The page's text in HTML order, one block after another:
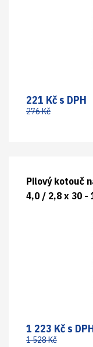
221 Kč s DPH
276 Kč
Pilový kotouč
4,0 / 2,8 x 30 -
1 223 Kč s
1 528 Kč